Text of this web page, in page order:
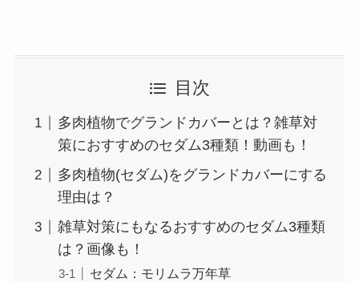
目次
多肉植物でグランドカバーとは？雑草対
策におすすめのセダム3種類！動画も！
多肉植物(セダム)をグランドカバーにする
理由は？
雑草対策にもなるおすすめのセダム3種類
は？画像も！
セダム：モリムラ万年草